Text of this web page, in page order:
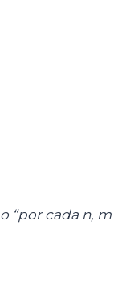
“por cada n,